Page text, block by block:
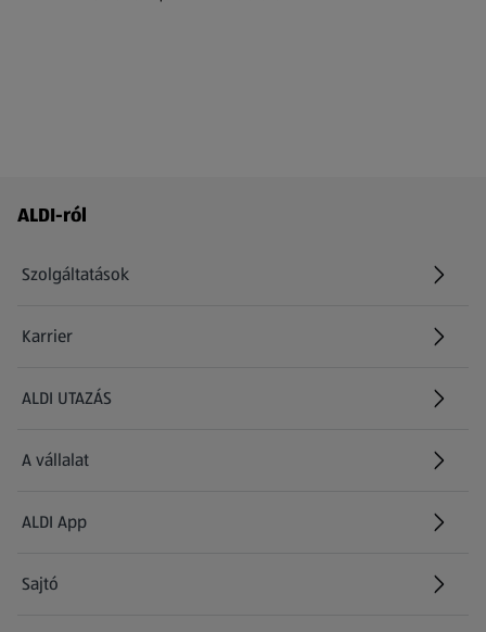
Láblécmenü - további linkek
ALDI-ról
Szolgáltatások
Karrier
(új oldalon nyílik meg)
ALDI UTAZÁS
(új oldalon nyílik meg)
A vállalat
ALDI App
Sajtó